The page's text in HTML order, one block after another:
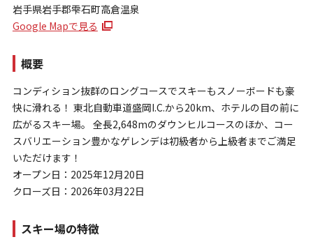
お問い合わせ
特定商取引法に基づく表示
岩手県岩手郡雫石町高倉温泉
Google Mapで見る
概要
コンディション抜群のロングコースでスキーもスノーボードも豪
快に滑れる！ 東北自動車道盛岡I.C.から20km、ホテルの目の前に
広がるスキー場。 全長2,648mのダウンヒルコースのほか、コー
スバリエーション豊かなゲレンデは初級者から上級者までご満足
いただけます！
オープン日：2025年12月20日
クローズ日：2026年03月22日
スキー場の特徴